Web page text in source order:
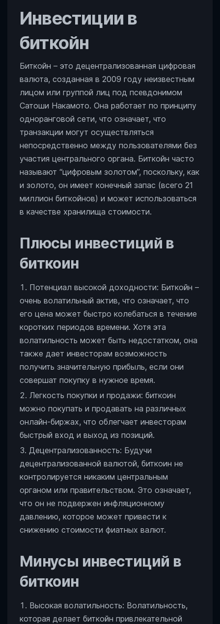
Инвестиции в
биткойн
Биткойн – это децентрализованная цифровая
валюта, созданная в 2009 году неизвестным
лицом или группой лиц под псевдонимом
Сатоши Накамото. Она работает по принципу
одноранговой сети, что означает, что
транзакции могут осуществляться
непосредственно между пользователями без
участия центрального органа. Биткойн часто
называют “цифровым золотом”, поскольку, как
и золото, он имеет конечный запас (всего 21
миллион биткойнов) и может использоваться
в качестве хранилища стоимости.
Плюсы инвестиций в
биткоин
Потенциал высокой доходности: Биткойн –
очень волатильный актив, что означает, что
его цена может быстро колебаться в течение
коротких периодов времени. Хотя эта
волатильность может быть недостатком, она
также дает инвесторам возможность
получить значительную прибыль, если они
совершат покупку в нужное время.
Легкость покупки и продажи: биткоин
можно покупать и продавать на различных
онлайн-биржах, что облегчает инвесторам
быстрый вход и выход из позиций.
Децентрализованность: Будучи
децентрализованной валютой, биткоин не
контролируется никаким центральным
органом или правительством. Это означает,
что он не подвержен инфляционному
давлению, которое может привести к
снижению стоимости фиатных валют.
Минусы инвестиций в
биткоин
Высокая волатильность: Волатильность,
которая делает биткойн привлекательной